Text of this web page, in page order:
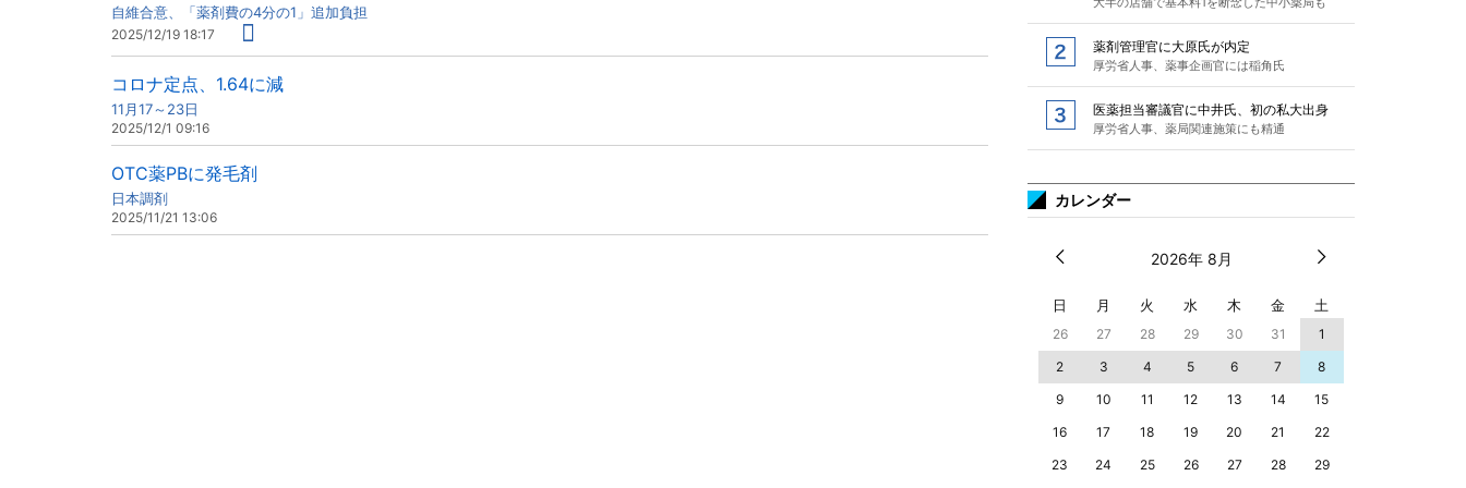
自維合意、「薬剤費の4分の1」追加負担
2025/12/19 18:17
コロナ定点、1.64に減
11月17～23日
2025/12/1 09:16
OTC薬PBに発毛剤
日本調剤
2025/11/21 13:06
薬剤管理官に大原氏が内定
厚労省人事、薬事企画官には稲角氏
医薬担当審議官に中井氏、初の私大出身
厚労省人事、薬局関連施策にも精通
カレンダー
2026年 8月
日 月 火 水 木 金 土
26 27 28 29 30 31
1
2
3 4 5 6 7
8
9
10 11 12 13 14
15
16
17 18 19 20 21
22
23
24 25 26 27 28
29